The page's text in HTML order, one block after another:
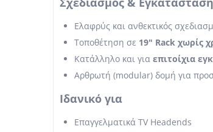
Ελαφρύς και ανθεκτικός
Τοποθέτηση σε 19" Rack χωρίς
Κατάλληλο και για επιτοίχια
Αρθρωτή (modular) δομή για
Ιδανικό για
Επαγγελματικά TV Headends